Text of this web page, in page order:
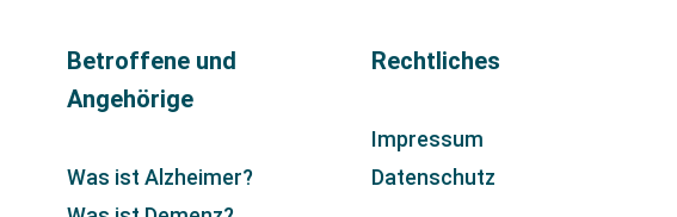
Betroffene und
Angehörige
Was ist Alzheimer?
Rechtliches
Impressum
Datenschutz